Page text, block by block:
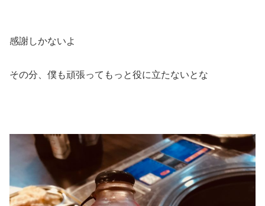
感謝しかないよ
その分、僕も頑張ってもっと役に立たないとな